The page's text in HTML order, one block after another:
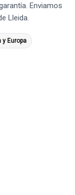
Enviamos
Lleida.
y Europa